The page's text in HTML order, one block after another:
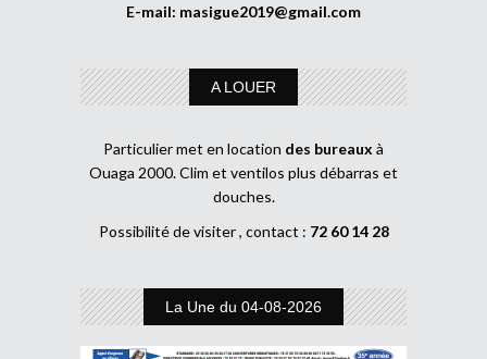
E-mail: masigue2019@gmail.com
A LOUER
Particulier met en location des bureaux à
Ouaga 2000. Clim et ventilos plus débarras et
douches.
Possibilité de visiter , contact : 72 60 14 28
La Une du 04-08-2026